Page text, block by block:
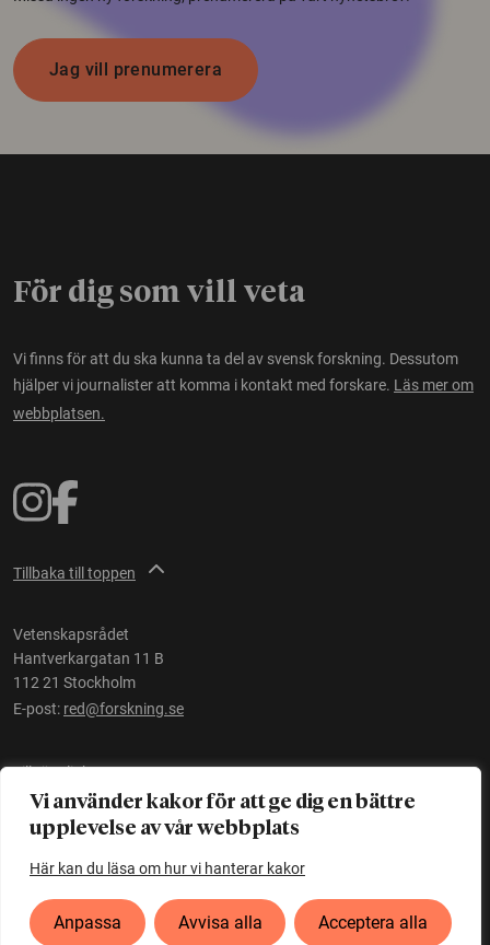
Vi använder kakor för att ge dig en bättre
upplevelse av vår webbplats
Här kan du läsa om hur vi hanterar kakor
Anpassa Avvisa alla Acceptera alla
Jag vill prenumerera
För dig som vill veta
Vi finns för att du ska kunna ta del av svensk forskning. Dessutom
hjälper vi journalister att komma i kontakt med forskare. Läs mer om
webbplatsen.
Tillbaka till toppen
Vetenskapsrådet
Hantverkargatan 11 B
112 21 Stockholm
E-post: red@forskning.se
Tillgänglighet
Ett initiativ avVetenskapsrådet